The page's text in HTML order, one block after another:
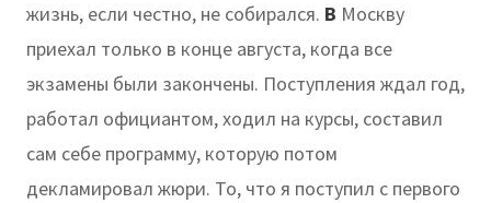
жизнь, если честно, не собирался. В Москву
приехал только в конце августа, когда все
экзамены были закончены. Поступления ждал год,
работал официантом, ходил на курсы, составил
сам себе программу, которую потом
декламировал жюри. То, что я поступил с первого